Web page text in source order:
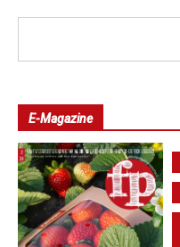
E-Magazine